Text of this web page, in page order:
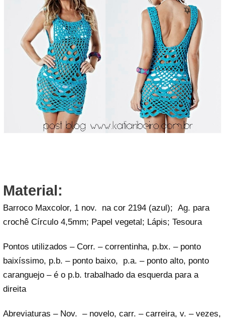
Material:
Barroco Maxcolor, 1 nov. na cor 2194 (azul); Ag. para
crochê Círculo 4,5mm; Papel vegetal; Lápis; Tesoura
Pontos utilizados – Corr. – correntinha, p.bx. – ponto
baixíssimo, p.b. – ponto baixo, p.a. – ponto alto, ponto
caranguejo – é o p.b. trabalhado da esquerda para a
direita
Abreviaturas – Nov. – novelo, carr. – carreira, v. – vezes,